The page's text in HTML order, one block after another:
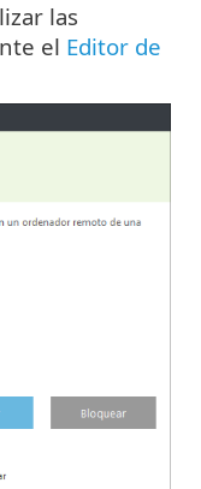
las
el Editor de